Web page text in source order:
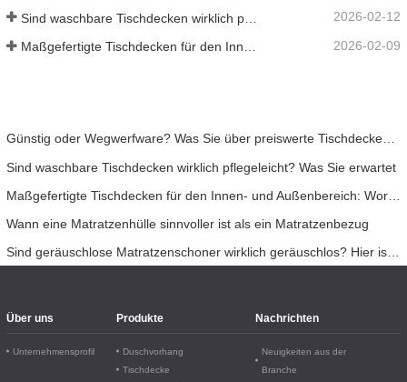
2026-02-12
2026-02-09
Günstig oder Wegwerfware? Was Sie über preiswerte Tischdecken wissen sollten
Sind waschbare Tischdecken wirklich pflegeleicht? Was Sie erwartet
Wann eine Matratzenhülle sinnvoller ist als ein Matratzenbezug
Sind geräuschlose Matratzenschoner wirklich geräuschlos? Hier ist die Wahrheit.
Über uns
Unternehmensprofil
Produkte
Duschvorhang
Tischdecke
Nachrichten
Neuigkeiten aus der
Branche